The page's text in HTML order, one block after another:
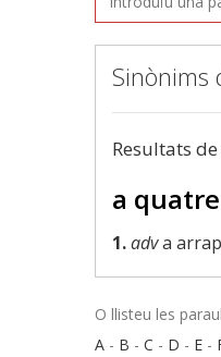
Sinònims
Resultats
a
1.adva
O llisteu les
A - B - C - D - E -